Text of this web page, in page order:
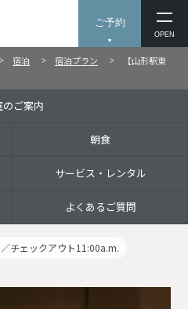
ご予約
OPEN
宿泊 宿泊プラン
【山形駅東
のご案内
朝食
サービス・レンタル
よくあるご質問
チェックアウト11:00a.m.